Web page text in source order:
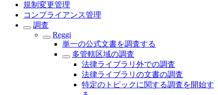
規制変更管理
コンプライアンス管理
調査
Reggi
単一の公式文書を調査する
多管轄区域の調査
法律ライブラリ外での調査
法律ライブラリの文書の調査
特定のトピックに関する調査を開始す